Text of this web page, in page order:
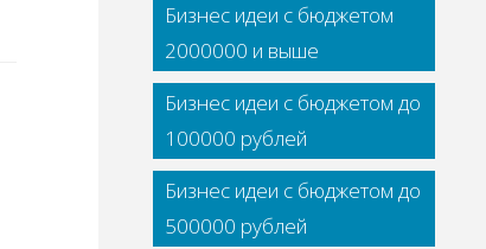
Бизнес идеи с бюджетом
2000000 и выше
Бизнес идеи с бюджетом до
100000 рублей
Бизнес идеи с бюджетом до
500000 рублей